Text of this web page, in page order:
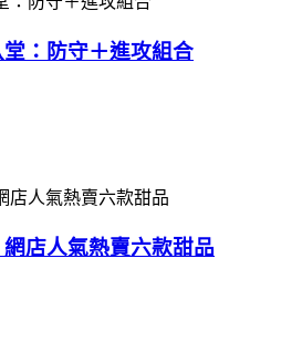
堂：防守＋進攻組合
網店人氣熱賣六款甜品